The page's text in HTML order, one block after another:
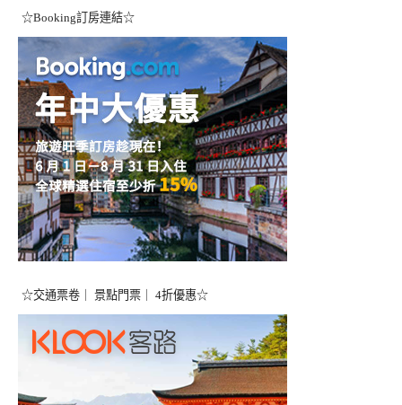
☆Booking訂房連結☆
☆交通票卷｜ 景點門票｜ 4折優惠☆